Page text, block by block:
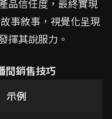
品信任度，最終實現
事敘事，視覺化呈現
揮其說服力。
間銷售技巧
示例